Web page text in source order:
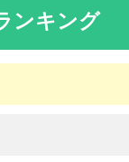
ンキング